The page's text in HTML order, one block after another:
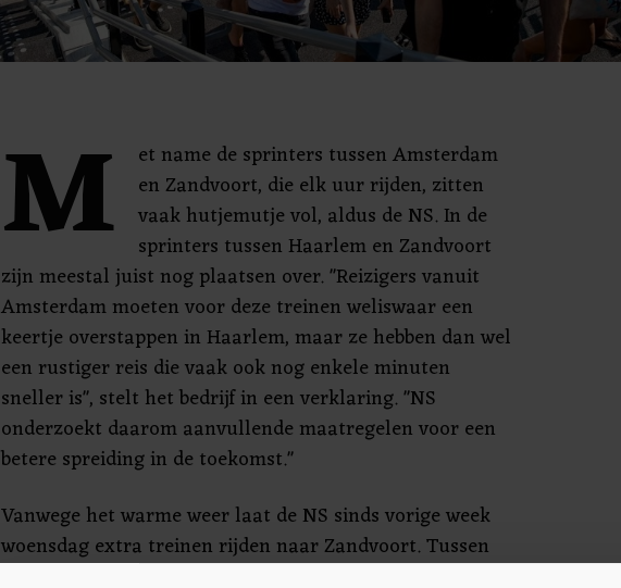
M
et name de sprinters tussen Amsterdam
en Zandvoort, die elk uur rijden, zitten
vaak hutjemutje vol, aldus de NS. In de
sprinters tussen Haarlem en Zandvoort
zijn meestal juist nog plaatsen over. "Reizigers vanuit
Amsterdam moeten voor deze treinen weliswaar een
keertje overstappen in Haarlem, maar ze hebben dan wel
een rustiger reis die vaak ook nog enkele minuten
sneller is", stelt het bedrijf in een verklaring. "NS
onderzoekt daarom aanvullende maatregelen voor een
betere spreiding in de toekomst."
Vanwege het warme weer laat de NS sinds vorige week
woensdag extra treinen rijden naar Zandvoort. Tussen